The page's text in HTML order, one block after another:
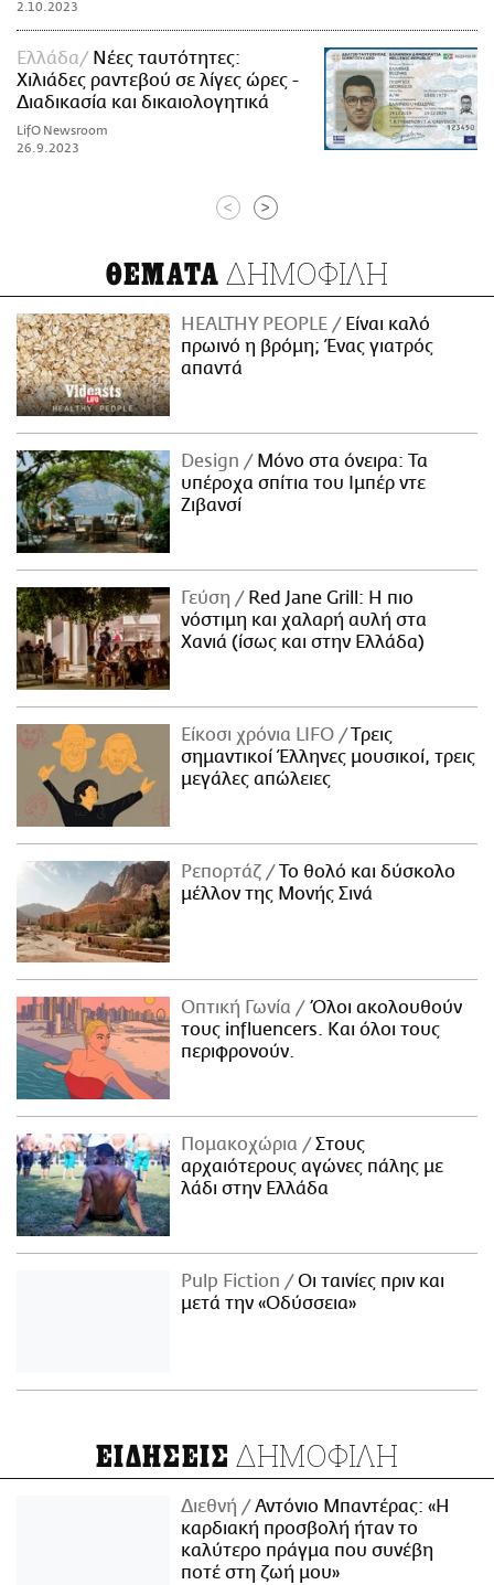
2.10.2023
Ελλάδα
Νέες ταυτότητες:
Χιλιάδες ραντεβού σε λίγες ώρες -
Διαδικασία και δικαιολογητικά
LifO Newsroom
26.9.2023
< >
ΘΕΜΑΤΑ ΔΗΜΟΦΙΛΗ
HEALTHY PEOPLE
Είναι καλό
πρωινό η βρόμη; Ένας γιατρός
απαντά
Design
Μόνο στα όνειρα: Τα
υπέροχα σπίτια του Ιμπέρ ντε
Ζιβανσί
Γεύση
Red Jane Grill: Η πιο
νόστιμη και χαλαρή αυλή στα
Χανιά (ίσως και στην Ελλάδα)
Είκοσι χρόνια LIFO
Tρεις
σημαντικοί Έλληνες μουσικοί, τρεις
μεγάλες απώλειες
Ρεπορτάζ
Το θολό και δύσκολο
μέλλον της Μονής Σινά
Οπτική Γωνία
Όλοι ακολουθούν
τους influencers. Και όλοι τους
περιφρονούν.
Πομακοχώρια
Στους
αρχαιότερους αγώνες πάλης με
λάδι στην Ελλάδα
Pulp Fiction
Οι ταινίες πριν και
μετά την «Οδύσσεια»
ΕΙΔΗΣΕΙΣ ΔΗΜΟΦΙΛΗ
Διεθνή
Αντόνιο Μπαντέρας: «Η
καρδιακή προσβολή ήταν το
καλύτερο πράγμα που συνέβη
ποτέ στη ζωή μου»